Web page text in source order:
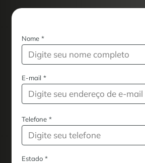
Nome *
E-mail *
Telefone *
Estado *